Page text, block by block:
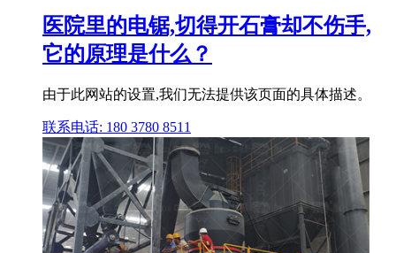
医院里的电锯,切得开石膏却不伤手,
它的原理是什么？
由于此网站的设置,我们无法提供该页面的具体描述。
联系电话: 180 3780 8511